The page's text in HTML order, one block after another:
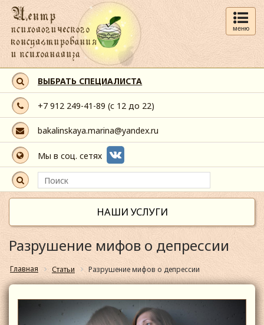
меню
ВЫБРАТЬ СПЕЦИАЛИСТА
+7 912 249-41-89 (с 12 до 22)
bakalinskaya.marina@yandex.ru
Мы в соц. сетях
НАШИ УСЛУГИ
Разрушение мифов о депрессии
Главная Статьи Разрушение мифов о депрессии